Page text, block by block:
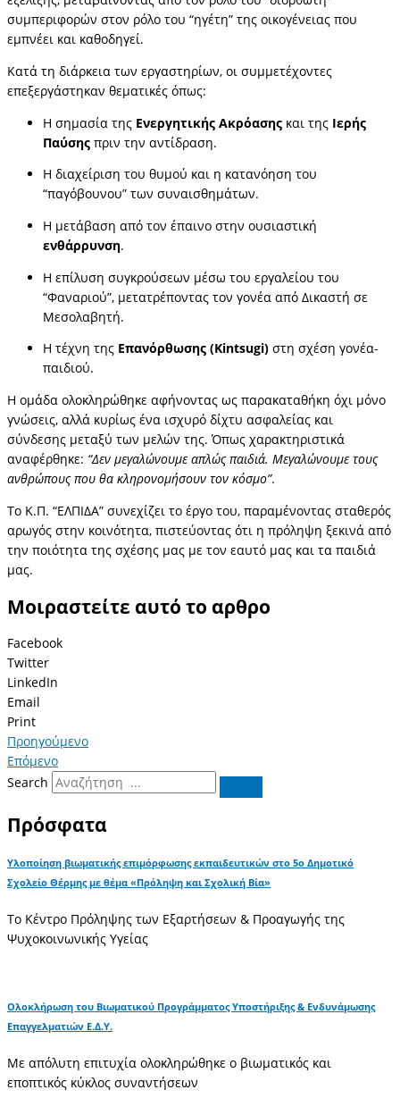
συμπεριφορών στον ρόλο του “ηγέτη” της οικογένειας που
εμπνέει και καθοδηγεί.
Κατά τη διάρκεια των εργαστηρίων, οι συμμετέχοντες
επεξεργάστηκαν θεματικές όπως:
Η σημασία της Ενεργητικής Ακρόασης και της Ιερής
Παύσης πριν την αντίδραση.
Η διαχείριση του θυμού και η κατανόηση του
“παγόβουνου” των συναισθημάτων.
Η μετάβαση από τον έπαινο στην ουσιαστική
ενθάρρυνση.
Η επίλυση συγκρούσεων μέσω του εργαλείου του
“Φαναριού”, μετατρέποντας τον γονέα από Δικαστή σε
Μεσολαβητή.
Η τέχνη της Επανόρθωσης (Kintsugi) στη σχέση γονέα-
παιδιού.
Η ομάδα ολοκληρώθηκε αφήνοντας ως παρακαταθήκη όχι μόνο
γνώσεις, αλλά κυρίως ένα ισχυρό δίχτυ ασφαλείας και
σύνδεσης μεταξύ των μελών της. Όπως χαρακτηριστικά
αναφέρθηκε: “Δεν μεγαλώνουμε απλώς παιδιά. Μεγαλώνουμε τους
ανθρώπους που θα κληρονομήσουν τον κόσμο”.
Το Κ.Π. “ΕΛΠΙΔΑ” συνεχίζει το έργο του, παραμένοντας σταθερός
αρωγός στην κοινότητα, πιστεύοντας ότι η πρόληψη ξεκινά από
την ποιότητα της σχέσης μας με τον εαυτό μας και τα παιδιά
μας.
Μοιραστείτε αυτό το αρθρο
Facebook
Twitter
LinkedIn
Email
Print
Προηγούμενο
Επόμενο
Search
Πρόσφατα
Υλοποίηση βιωματικής επιμόρφωσης εκπαιδευτικών στο 5ο Δημοτικό
Σχολείο Θέρμης με θέμα «Πρόληψη και Σχολική Βία»
Το Κέντρο Πρόληψης των Εξαρτήσεων & Προαγωγής της
Ψυχοκοινωνικής Υγείας
Ολοκλήρωση του Βιωματικού Προγράμματος Υποστήριξης & Ενδυνάμωσης
Επαγγελματιών Ε.Δ.Υ.
Με απόλυτη επιτυχία ολοκληρώθηκε ο βιωματικός και
εποπτικός κύκλος συναντήσεων